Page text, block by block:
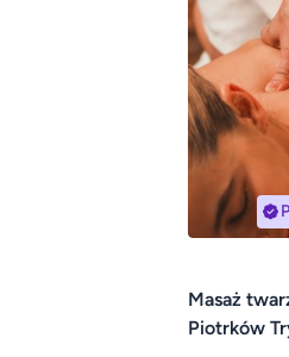
Masaż
Piotrków